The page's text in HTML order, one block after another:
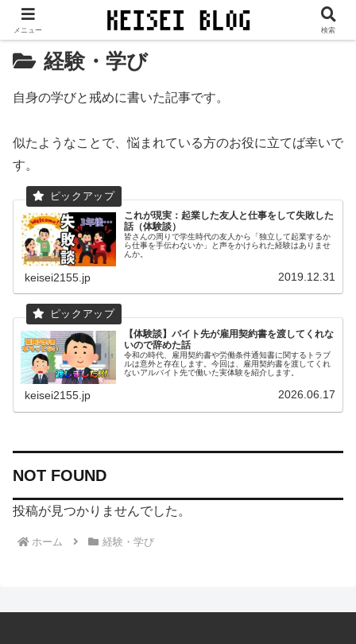
当サイトは、広告／PR等が表示されます。
経験・学び
自身の学びと戒めに書いた記事です。
似たようなことで、悩まれている方のお役に立てば幸いで
す。
これが現実：起業した友人と仕事をして失敗した
話（体験談）
皆さんの周りで学生時代の友人から「独立して起業するか
ら仕事を手伝わないか」と声をかけられた経験はありませ
んか。
keisei2155.jp 2019.12.31
【体験談】バイト先が雇用契約書を渡してくれな
いので辞めた話
令和の時代、雇用契約書や労働条件通知書に関するトラブ
ルは意外と存在します。今回は、雇用契約書を渡してくれ
ないアルバイト先で働いた実体験を紹介します。
keisei2155.jp 2026.06.17
NOT FOUND
投稿が見つかりませんでした。
ホーム 経験・学び
メニュー 検索